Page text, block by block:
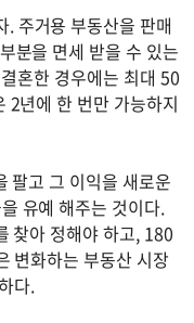
. 주거용 부동산을 판매
분을 면세 받을 수 있는
혼한 경우에는 최대 50
2년에 한 번만 가능하지
팔고 그 이익을 새로운
유예 해주는 것이다.
찾아 정해야 하고, 180
변화하는 부동산 시장
다.